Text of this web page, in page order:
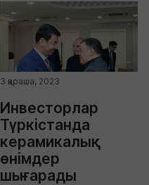
3 қараша, 2023
Инвесторлар
Түркістанда
керамикалық
өнімдер
шығарады